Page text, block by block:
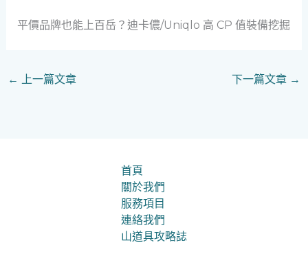
平價品牌也能上百岳？迪卡儂/Uniqlo 高 CP 值裝備挖掘
← 上一篇文章 下一篇文章 →
首頁
關於我們
服務項目
連絡我們
山道具攻略誌